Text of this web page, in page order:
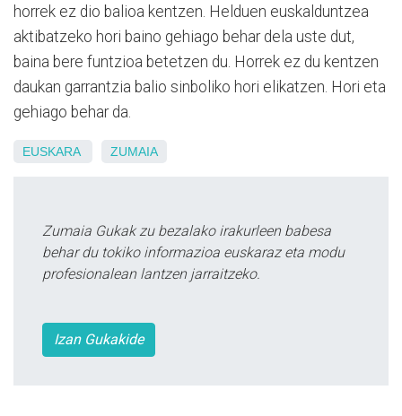
horrek ez dio balioa kentzen. Helduen euskalduntzea
aktibatzeko hori baino gehiago behar dela uste dut,
baina bere funtzioa betetzen du. Horrek ez du kentzen
daukan garrantzia balio sinboliko hori elikatzen. Hori eta
gehiago behar da.
EUSKARA ZUMAIA
Zumaia Gukak zu bezalako irakurleen babesa
behar du tokiko informazioa euskaraz eta modu
profesionalean lantzen jarraitzeko.
Izan Gukakide